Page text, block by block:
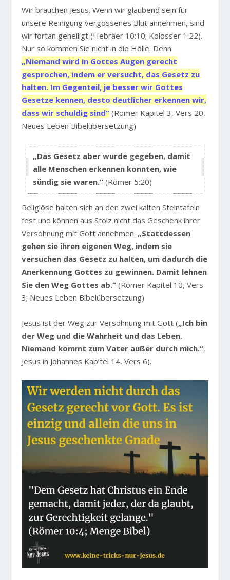
Wir brauchen Jesus. Wenn wir glaubend sein für
unsere Reinigung vergossenes Blut annehmen, sind
wir fortan geheiligt (Hebräer 10:10; Kolosser 1:22).
Nur so kommen Sie nicht in die Hölle. Denn:
„Niemand wird in Gottes Augen gerecht
gesprochen, indem er versucht, das Gesetz zu
halten. Im Gegenteil, je besser wir Gottes
Gesetze kennen, desto deutlicher erkennen wir,
dass wir schuldig sind“ (Römer Kapitel 3, Vers 20,
Neues Leben Bibelübersetzung)
„Das Gesetz aber wurde gegeben, damit
alle Menschen erkennen konnten, wie
sündig sie waren.“(Römer 5:20)
Religiöse halten sich an den zwei kalten Steintafeln
fest und können aus Stolz nicht das Geschenk ihrer
Versöhnung mit Gott annehmen. „Stattdessen
gehen sie ihren eigenen Weg, indem sie
versuchen das Gesetz zu halten, um dadurch die
Anerkennung Gottes zu gewinnen. Damit lehnen
Sie den Weg Gottes ab.“ (Römer Kapitel 10, Vers
3; Neues Leben Bibelübersetzung)
Jesus ist der Weg zur Versöhnung mit Gott („Ich bin
der Weg und die Wahrheit und das Leben.
Niemand kommt zum Vater außer durch mich.“,
Jesus in Johannes Kapitel 14, Vers 6).